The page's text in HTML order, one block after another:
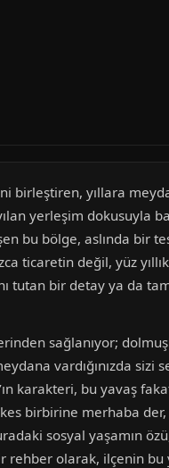
birleştiren, yıllara
yerleşim dokusuyla
bu bölge, aslında bir
değil, yüz yıllık
tutan bir detay ya da
sağlanıyor;
vardığınızda sizi
karakteri, bu yavaş
birbirine merhaba der,
sosyal yaşamın
olarak, ilçenin bu